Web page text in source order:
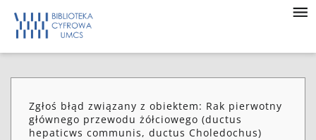
Zgłoś błąd związany z obiektem: Rak pierwotny
głównego przewodu żółciowego (ductus
hepaticws communis, ductus Choledochus)